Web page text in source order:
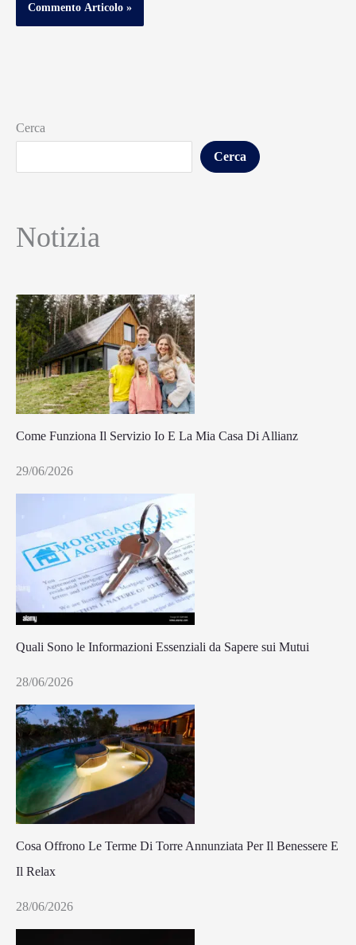
Cerca
Cerca
Notizia
Come Funziona Il Servizio Io E La Mia Casa Di Allianz
29/06/2026
Quali Sono le Informazioni Essenziali da Sapere sui Mutui
28/06/2026
Cosa Offrono Le Terme Di Torre Annunziata Per Il Benessere E
Il Relax
28/06/2026